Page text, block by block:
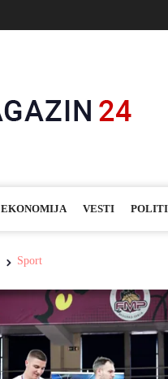
EKONOMIJA VESTI
Sport